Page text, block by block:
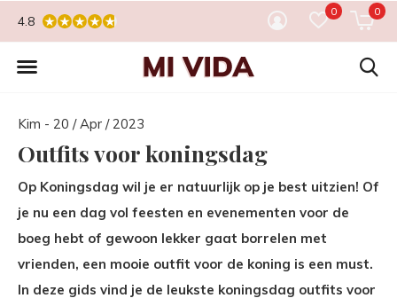
0 0
4.8
Kim - 20 / Apr / 2023
Outfits voor koningsdag
Op Koningsdag wil je er natuurlijk op je best uitzien! Of
je nu een dag vol feesten en evenementen voor de
boeg hebt of gewoon lekker gaat borrelen met
vrienden, een mooie outfit voor de koning is een must.
In deze gids vind je de leukste koningsdag outfits voor